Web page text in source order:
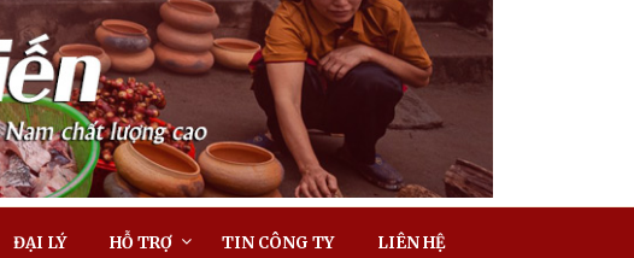
ĐẠI LÝ HỖ TRỢ TIN CÔNG TY LIÊN HỆ